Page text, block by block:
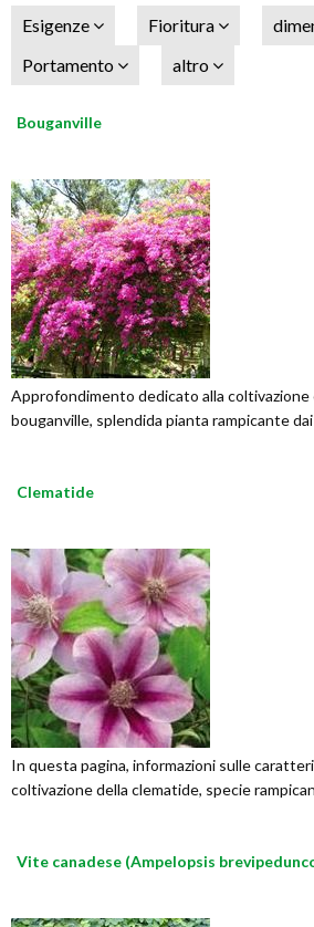
Esigenze Fioritura
Portamento
altro
Bouganville
Approfondimento dedicato alla coltivazione
bouganville, splendida pianta rampicante
Clematide
In questa pagina, informazioni sulle
coltivazione della clematide, specie
Vite canadese (Ampelopsis